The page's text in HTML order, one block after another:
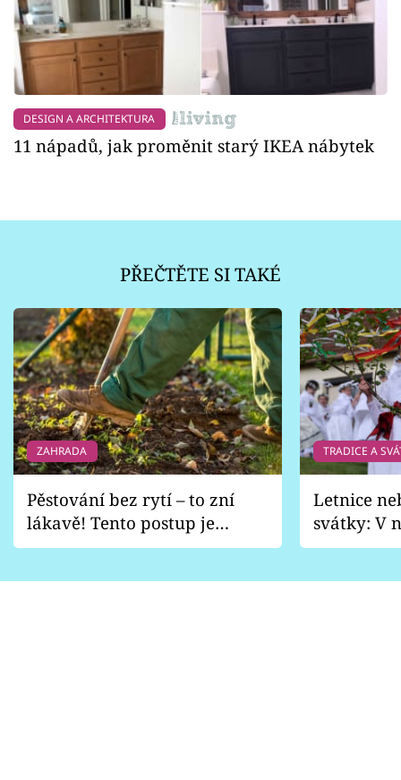
DESIGN A ARCHITEKTURA
11 nápadů, jak proměnit starý IKEA nábytek
PŘEČTĚTE SI TAKÉ
ZAHRADA
Pěstování bez rytí – to zní
lákavě! Tento postup je
vhodný jen pro některé
TRADICE A
Letnice
svátky: V
pondělí